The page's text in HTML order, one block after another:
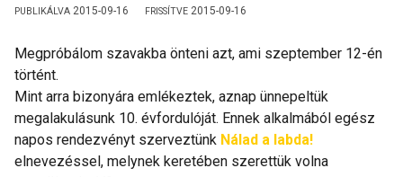
2015-09-16 2015-09-16
Megpróbálom szavakba önteni azt, ami szeptember 12-én
történt.
Mint arra bizonyára emlékeztek, aznap ünnepeltük
megalakulásunk 10. évfordulóját. Ennek alkalmából egész
napos rendezvényt szerveztünk Nálad a labda!
elnevezéssel, melynek keretében szerettük volna